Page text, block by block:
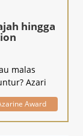
hingga
malas
Azari
Award